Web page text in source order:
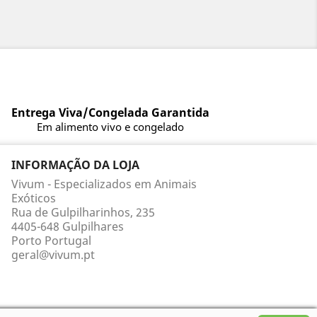
Entrega Viva/Congelada Garantida
Em alimento vivo e congelado
INFORMAÇÃO DA LOJA
Vivum - Especializados em Animais
Exóticos
Rua de Gulpilharinhos, 235
4405-648 Gulpilhares
Porto Portugal
geral@vivum.pt